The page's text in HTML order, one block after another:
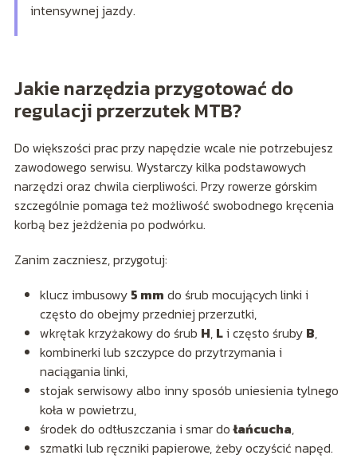
intensywnej jazdy.
Jakie narzędzia przygotować do
regulacji przerzutek MTB?
Do większości prac przy napędzie wcale nie potrzebujesz
zawodowego serwisu. Wystarczy kilka podstawowych
narzędzi oraz chwila cierpliwości. Przy rowerze górskim
szczególnie pomaga też możliwość swobodnego kręcenia
korbą bez jeżdżenia po podwórku.
Zanim zaczniesz, przygotuj:
klucz imbusowy 5 mm do śrub mocujących linki i
często do obejmy przedniej przerzutki,
wkrętak krzyżakowy do śrub H, Li często śruby B,
kombinerki lub szczypce do przytrzymania i
naciągania linki,
stojak serwisowy albo inny sposób uniesienia tylnego
koła w powietrzu,
środek do odtłuszczania i smar dołańcucha,
szmatki lub ręczniki papierowe, żeby oczyścić napęd.